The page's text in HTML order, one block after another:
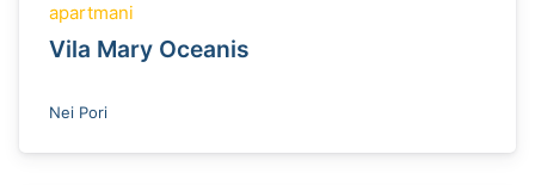
apartmani
Vila Mary Oceanis
Nei Pori